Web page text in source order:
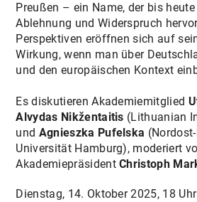
Preußen – ein Name, der bis
Ablehnung und Widerspruch
Perspektiven eröffnen sich auf
Wirkung, wenn man über
und den europäischen Kontext
Es diskutieren Akademiemitglied
Alvydas Nikžentaitis (Lithuanian
und Agnieszka Pufelska
Universität Hamburg), moderiert
AkademiepräsidentChristoph
Dienstag, 14. Oktober 2025, 18 Uhr